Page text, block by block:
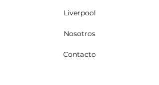
Liverpool
Nosotros
Contacto